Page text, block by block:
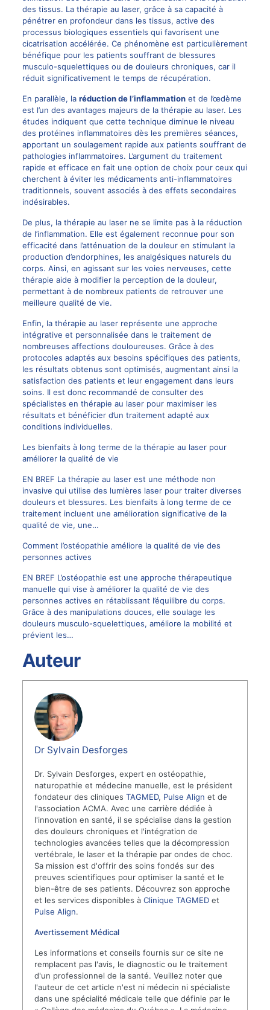
des tissus. La thérapie au laser, grâce à sa capacité à
pénétrer en profondeur dans les tissus, active des
processus biologiques essentiels qui favorisent une
cicatrisation accélérée. Ce phénomène est particulièrement
bénéfique pour les patients souffrant de blessures
musculo-squelettiques ou de douleurs chroniques, car il
réduit significativement le temps de récupération.
En parallèle, la réduction de l’inflammationet de l’œdème
est l’un des avantages majeurs de la thérapie au laser. Les
études indiquent que cette technique diminue le niveau
des protéines inflammatoires dès les premières séances,
apportant un soulagement rapide aux patients souffrant de
pathologies inflammatoires. L’argument du traitement
rapide et efficace en fait une option de choix pour ceux qui
cherchent à éviter les médicaments anti-inflammatoires
traditionnels, souvent associés à des effets secondaires
indésirables.
De plus, la thérapie au laser ne se limite pas à la réduction
de l’inflammation. Elle est également reconnue pour son
efficacité dans l’atténuation de la douleur en stimulant la
production d’endorphines, les analgésiques naturels du
corps. Ainsi, en agissant sur les voies nerveuses, cette
thérapie aide à modifier la perception de la douleur,
permettant à de nombreux patients de retrouver une
meilleure qualité de vie.
Enfin, la thérapie au laser représente une approche
intégrative et personnalisée dans le traitement de
nombreuses affections douloureuses. Grâce à des
protocoles adaptés aux besoins spécifiques des patients,
les résultats obtenus sont optimisés, augmentant ainsi la
satisfaction des patients et leur engagement dans leurs
soins. Il est donc recommandé de consulter des
spécialistes en thérapie au laser pour maximiser les
résultats et bénéficier d’un traitement adapté aux
conditions individuelles.
Les bienfaits à long terme de la thérapie au laser pour
améliorer la qualité de vie
EN BREF La thérapie au laser est une méthode non
invasive qui utilise des lumières laser pour traiter diverses
douleurs et blessures. Les bienfaits à long terme de ce
traitement incluent une amélioration significative de la
qualité de vie, une…
Comment l’ostéopathie améliore la qualité de vie des
personnes actives
EN BREF L’ostéopathie est une approche thérapeutique
manuelle qui vise à améliorer la qualité de vie des
personnes actives en rétablissant l’équilibre du corps.
Grâce à des manipulations douces, elle soulage les
douleurs musculo-squelettiques, améliore la mobilité et
prévient les…
Auteur
Dr Sylvain Desforges
Dr. Sylvain Desforges, expert en ostéopathie,
naturopathie et médecine manuelle, est le président
fondateur des cliniquesTAGMED, Pulse Align et de
l'association ACMA. Avec une carrière dédiée à
l'innovation en santé, il se spécialise dans la gestion
des douleurs chroniques et l'intégration de
technologies avancées telles que la décompression
vertébrale, le laser et la thérapie par ondes de choc.
Sa mission est d'offrir des soins fondés sur des
preuves scientifiques pour optimiser la santé et le
bien-être de ses patients. Découvrez son approche
et les services disponibles àClinique TAGMED et
Pulse Align.
Avertissement Médical
Les informations et conseils fournis sur ce site ne
remplacent pas l'avis, le diagnostic ou le traitement
d'un professionnel de la santé. Veuillez noter que
l'auteur de cet article n'est ni médecin ni spécialiste
dans une spécialité médicale telle que définie par le